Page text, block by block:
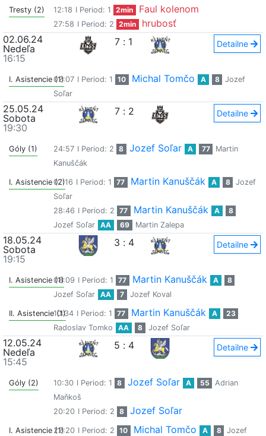
Tresty (2) 12:18 I Period: 1 2min Faul kolenom
27:58 I Period: 2 2min
hrubosť
02.06.24
Nedeľa
16:15
7 : 1 Detailne
I. Asistencie (1)02:07 I Period: 1 10 Michal Tomčo A 8
Jozef
Soľar
25.05.24
Sobota
19:30
7 : 2 Detailne
Góly (1) 24:57 I Period: 2 8 Jozef Soľar A 77
Martin
Kanuščák
I. Asistencie (2)
07:16 I Period: 1 77 Martin Kanuščák A 8
Jozef
Soľar
28:46 I Period: 2 77 Martin Kanuščák A
8
Jozef Soľar
AA 69 Martin Zalepa
18.05.24
Sobota
19:15
3 : 4 Detailne
I. Asistencie (1)08:09 I Period: 1 77 Martin Kanuščák A
8
Jozef Soľar
AA 7 Jozef Koval
II. Asistencie (1)
10:34 I Period: 1 77 Martin Kanuščák A
23
Radoslav Tomko
AA 8 Jozef Soľar
12.05.24
Nedeľa
15:45
5 : 4 Detailne
Góly (2) 10:30 I Period: 1 8 Jozef Soľar A 55
Adrian
Maňkoš
20:20 I Period: 2 8 Jozef Soľar
I. Asistencie (1)22:20 I Period: 2 10 Michal Tomčo A 8
Jozef